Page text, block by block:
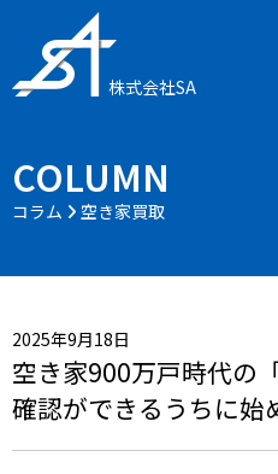
株式会社SA
COLUMN
コラム 空き家買取
2025年9月18日
空き家900万戸時代
確認ができるうちに始